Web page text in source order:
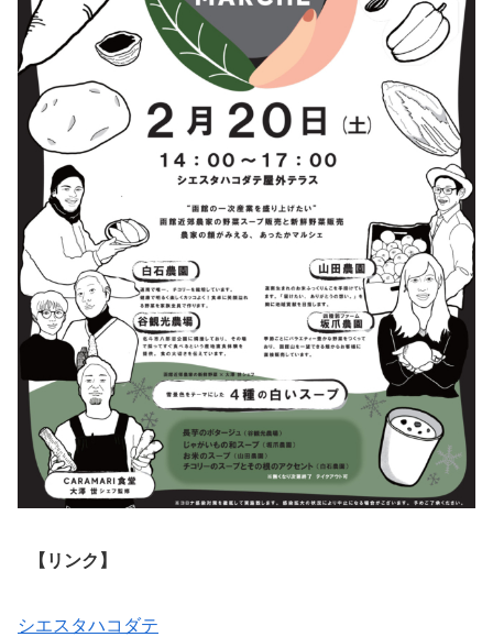
【リンク】
シエスタハコダテ